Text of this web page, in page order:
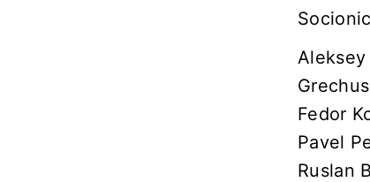
Fedor
Pavel
Ruslan